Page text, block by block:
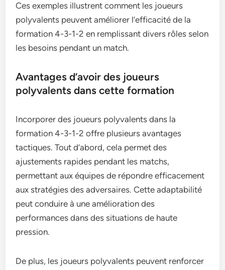
Ces exemples illustrent comment les joueurs
polyvalents peuvent améliorer l’efficacité de la
formation 4-3-1-2 en remplissant divers rôles selon
les besoins pendant un match.
Avantages d’avoir des joueurs
polyvalents dans cette formation
Incorporer des joueurs polyvalents dans la
formation 4-3-1-2 offre plusieurs avantages
tactiques. Tout d’abord, cela permet des
ajustements rapides pendant les matchs,
permettant aux équipes de répondre efficacement
aux stratégies des adversaires. Cette adaptabilité
peut conduire à une amélioration des
performances dans des situations de haute
pression.
De plus, les joueurs polyvalents peuvent renforcer